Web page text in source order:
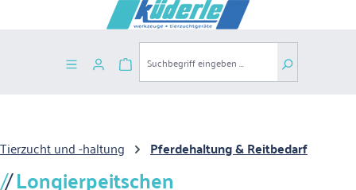
Zum Hauptinhalt springen
Warenkorb enthält 0 Positionen. Der
Tierzucht und -haltung Pferdehaltung & Reitbedarf
Longierpeitschen